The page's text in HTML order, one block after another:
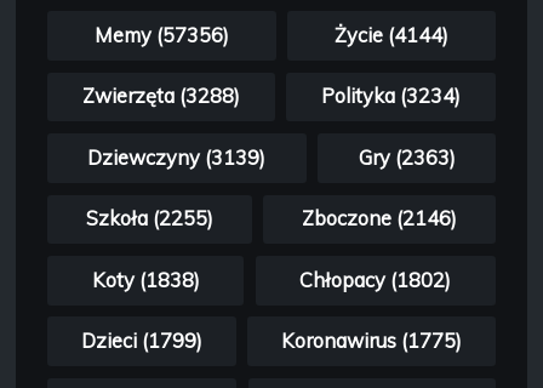
Memy (57356) Życie (4144)
Zwierzęta (3288) Polityka (3234)
Dziewczyny (3139) Gry (2363)
Szkoła (2255) Zboczone (2146)
Koty (1838) Chłopacy (1802)
Dzieci (1799) Koronawirus (1775)